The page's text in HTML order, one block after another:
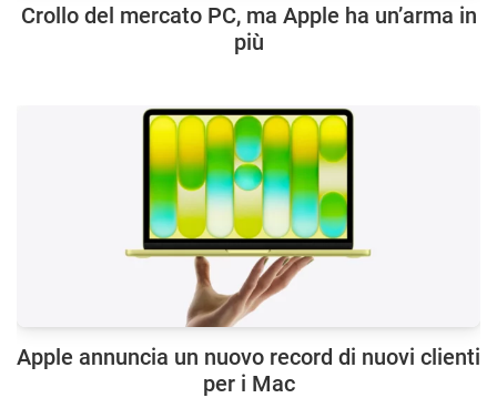
Crollo del mercato PC, ma Apple ha un’arma in
più
Apple annuncia un nuovo record di nuovi clienti
per i Mac